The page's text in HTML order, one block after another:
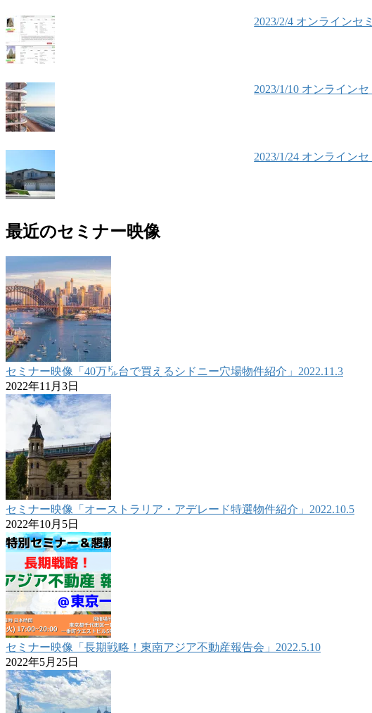
2023/2/4 オンラインセ
2023/1/10 オンライン
2023/1/24 オンライン
最近のセミナー映像
セミナー映像「40万㌦台で買えるシドニー穴場物件紹介」2022.11.3
2022年11月3日
セミナー映像「オーストラリア・アデレード特選物件紹介」2022.10.5
2022年10月5日
セミナー映像「長期戦略！東南アジア不動産報告会」2022.5.10
2022年5月25日